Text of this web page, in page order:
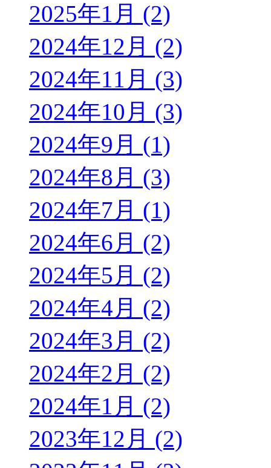
2025年1月 (2)
2024年12月 (2)
2024年11月 (3)
2024年10月 (3)
2024年9月 (1)
2024年8月 (3)
2024年7月 (1)
2024年6月 (2)
2024年5月 (2)
2024年4月 (2)
2024年3月 (2)
2024年2月 (2)
2024年1月 (2)
2023年12月 (2)